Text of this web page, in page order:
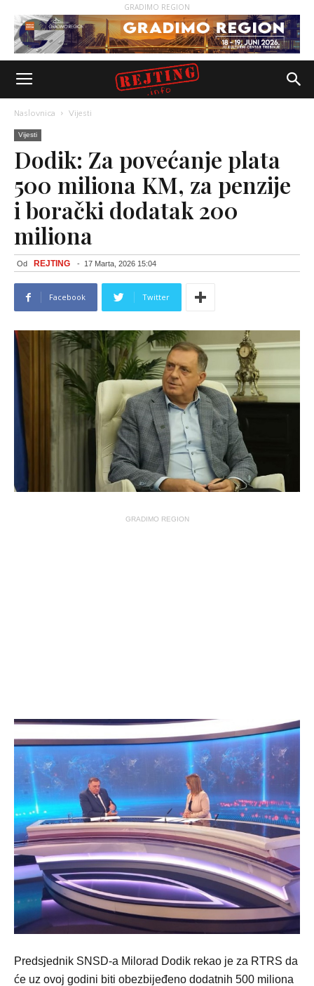
GRADIMO REGION
Naslovnica Vijesti
Vijesti
Dodik: Za povećanje plata
500 miliona KM, za penzije
i borački dodatak 200
miliona
Od REJTING - 17 Marta, 2026 15:04
Facebook Twitter
GRADIMO REGION
Predsjednik SNSD-a Milorad Dodik rekao je za RTRS da
će uz ovoj godini biti obezbijeđeno dodatnih 500 miliona